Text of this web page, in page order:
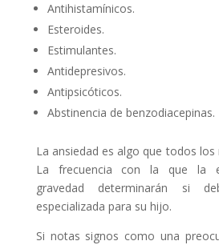
Antihistamínicos.
Esteroides.
Estimulantes.
Antidepresivos.
Antipsicóticos.
Abstinencia de benzodiacepinas.
La ansiedad es algo que todos
La frecuencia con la que la
gravedad determinarán si
especializada para su hijo.
Si notas signos como una